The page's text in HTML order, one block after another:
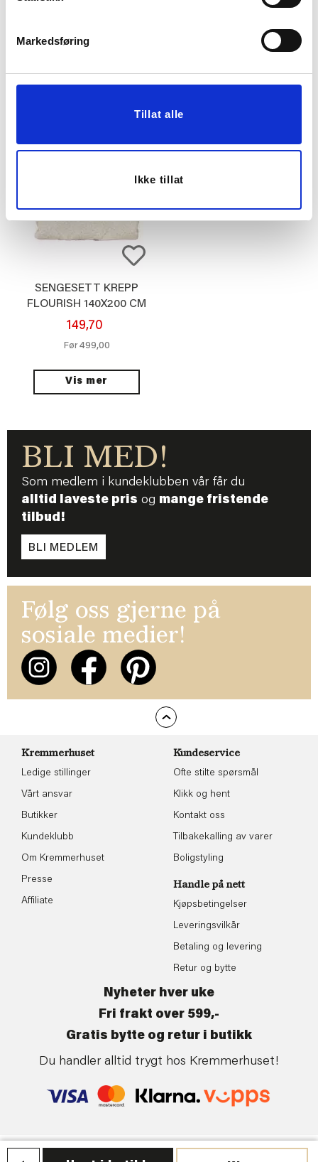
Markedsføring
Tillat alle
Ikke tillat
SATENG, 140X220 CM,
Medl.424,50
SENGESETT SATENG
LADY SEASON 140X220
Medl.424,50
SENGESETT KREPP
FLOURISH 140X200 CM
149,70
Før499,00
Vis mer
BLI MED!
Som medlem i kundeklubben vår får du
alltid laveste pris og mange fristende
tilbud!
BLI MEDLEM
Følg oss gjerne på
sosiale medier!
Kremmerhuset
Ledige stillinger
Vårt ansvar
Butikker
Kundeklubb
Om Kremmerhuset
Presse
Affiliate
Kundeservice
Ofte stilte spørsmål
Klikk og hent
Kontakt oss
Tilbakekalling av varer
Boligstyling
Handle på nett
Kjøpsbetingelser
Leveringsvilkår
Betaling og levering
Retur og bytte
Nyheter hver uke
Fri frakt over 599,-
Gratis bytte og retur i butikk
Du handler alltid trygt hos Kremmerhuset!
Personvern| ©Kremmerhuset | Levert av: